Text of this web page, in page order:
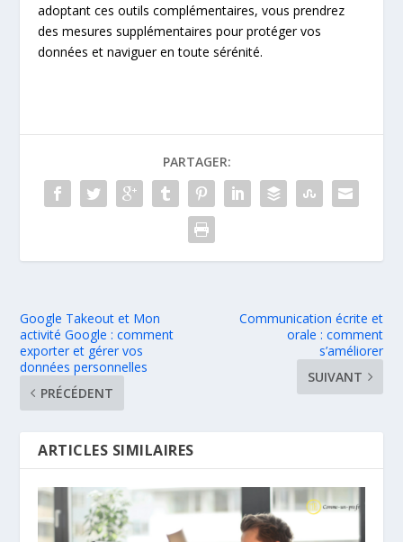
adoptant ces outils complémentaires, vous prendrez
des mesures supplémentaires pour protéger vos
données et naviguer en toute sérénité.
PARTAGER:
Google Takeout et Mon
activité Google : comment
exporter et gérer vos
données personnelles
PRÉCÉDENT
Communication écrite et
orale : comment
s’améliorer
SUIVANT
ARTICLES SIMILAIRES